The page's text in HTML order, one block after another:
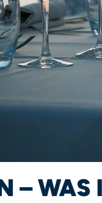
– WAS